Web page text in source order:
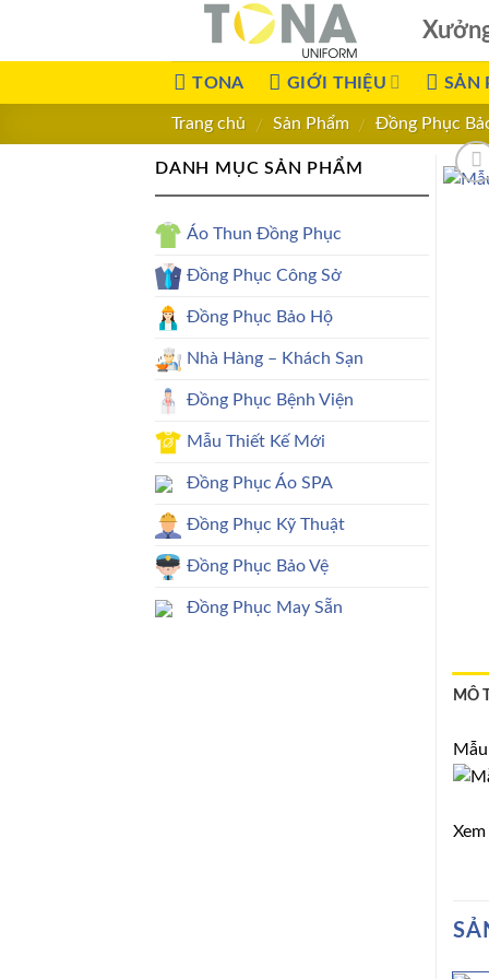
TONA GIỚI THIỆU SẢN
Trang chủ / Sản Phẩm / Đồng Phục
MÔ
DANH MỤC SẢN PHẨM
Áo Thun Đồng Phục
Đồng Phục Công Sở
Đồng Phục Bảo Hộ
Nhà Hàng – Khách Sạn
Đồng Phục Bệnh Viện
Mẫu Thiết Kế Mới
Đồng Phục Áo SPA
Đồng Phục Kỹ Thuật
Đồng Phục Bảo Vệ
Đồng Phục May Sẵn